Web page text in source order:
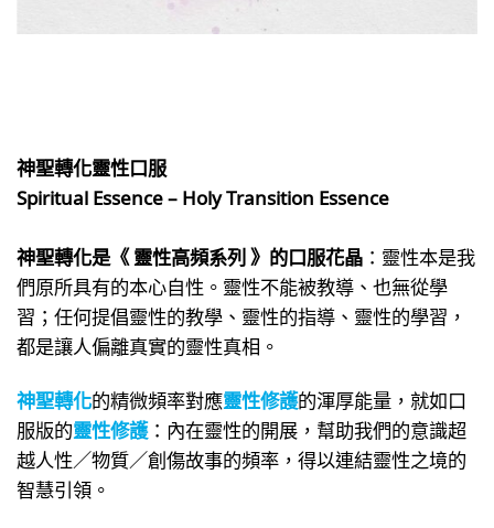
神聖轉化靈性口服
Spiritual Essence – Holy Transition Essence
神聖轉化是《 靈性高頻系列 》的口服花晶 ：靈性本是我
們原所具有的本心自性。靈性不能被教導、也無從學
習；任何提倡靈性的教學、靈性的指導、靈性的學習，
都是讓人偏離真實的靈性真相。
神聖轉化的精微頻率對應靈性修護的渾厚能量，就如口
服版的靈性修護：內在靈性的開展，幫助我們的意識超
越人性／物質／創傷故事的頻率，得以連結靈性之境的
智慧引領。